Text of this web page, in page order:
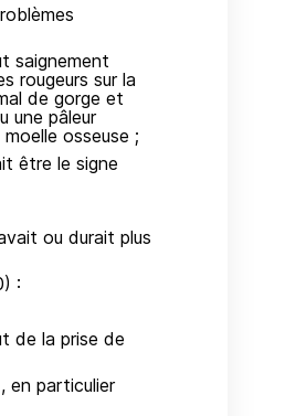
saignement
rougeurs sur la
de gorge et
une pâleur
osseuse ;
être le signe
ou durait plus
:
de la prise de
en particulier